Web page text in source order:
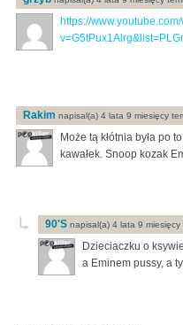
https://
Rakim napisal(a) 4 lata 9 miesięcy
Może tą kłótnia była po
kawałek. Snoop kozak
90'S napisal(a) 4 lata 9 miesięcy
Dzieciaczku o
a Eminem pussy, a